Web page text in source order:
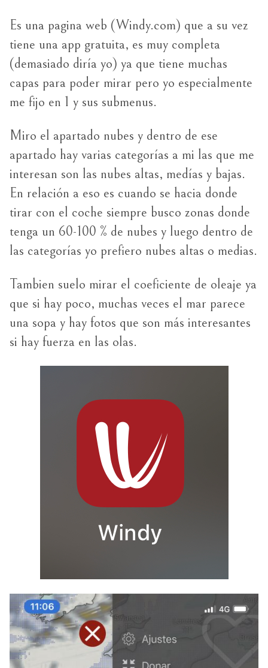
Es una pagina web (Windy.com) que a su vez
tiene una app gratuita, es muy completa
(demasiado diría yo) ya que tiene muchas
capas para poder mirar pero yo especialmente
me fijo en 1 y sus submenus.
Miro el apartado nubes y dentro de ese
apartado hay varias categorías a mi las que me
interesan son las nubes altas, medías y bajas.
En relación a eso es cuando se hacia donde
tirar con el coche siempre busco zonas donde
tenga un 60-100 % de nubes y luego dentro de
las categorías yo prefiero nubes altas o medias.
Tambien suelo mirar el coeficiente de oleaje ya
que si hay poco, muchas veces el mar parece
una sopa y hay fotos que son más interesantes
si hay fuerza en las olas.